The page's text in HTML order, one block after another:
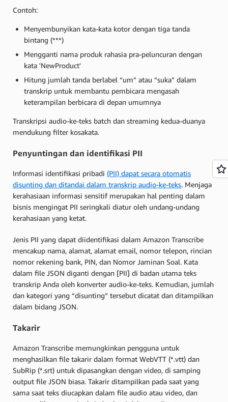
Contoh:
Menyembunyikan kata-kata kotor dengan tiga tanda
bintang (***)
Mengganti nama produk rahasia pra-peluncuran dengan
kata 'NewProduct'
Hitung jumlah tanda berlabel “um” atau “suka” dalam
transkrip untuk membantu pembicara mengasah
keterampilan berbicara di depan umumnya
Transkripsi audio-ke-teks batch dan streaming kedua-duanya
mendukung filter kosakata.
Penyuntingan dan identifikasi PII
Informasi identifikasi pribadi (PII) dapat secara otomatis
disunting dan ditandai dalam transkrip audio-ke-teks. Menjaga
kerahasiaan informasi sensitif merupakan hal penting dalam
bisnis mengingat PII seringkali diatur oleh undang-undang
kerahasiaan yang ketat.
Jenis PII yang dapat diidentifikasi dalam Amazon Transcribe
mencakup nama, alamat, alamat email, nomor telepon, rincian
nomor rekening bank, PIN, dan Nomor Jaminan Soal. Kata
dalam file JSON diganti dengan [PII] di badan utama teks
transkrip Anda oleh konverter audio-ke-teks. Kemudian, jumlah
dan kategori yang “disunting” tersebut dicatat dan ditampilkan
dalam bidang JSON.
Takarir
Amazon Transcribe memungkinkan pengguna untuk
menghasilkan file takarir dalam format WebVTT (*.vtt) dan
SubRip (*.srt) untuk dipasangkan dengan video, di samping
output file JSON biasa. Takarir ditampilkan pada saat yang
sama saat teks diucapkan dalam file audio atau video, dan